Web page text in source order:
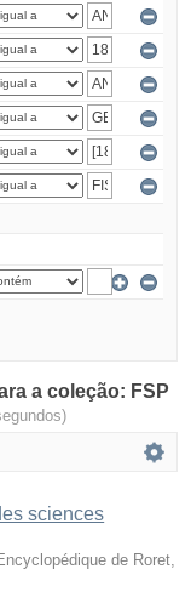
a coleção: FSP
sciences
de Roret